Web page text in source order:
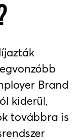
Brand
kiderül,
továbbra is